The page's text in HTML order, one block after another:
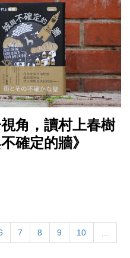
角，讀村上春樹
確定的牆》
7 8 9 10